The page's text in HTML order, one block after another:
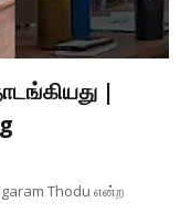
|
Thodu என்ற